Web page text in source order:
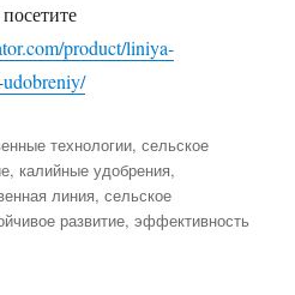
product/liniya-
технологии,сельское
, калийные удобрения,
линия,сельское
развитие,эффективность